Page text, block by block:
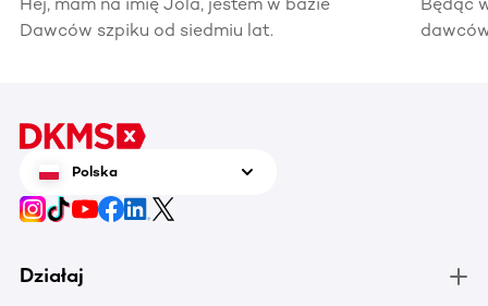
Dawców szpiku od siedmiu lat.
Polska
Działaj